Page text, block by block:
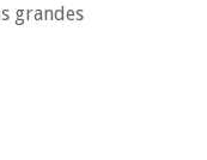
grandes